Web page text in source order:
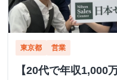
東京都 営業
【20代で年収1,000